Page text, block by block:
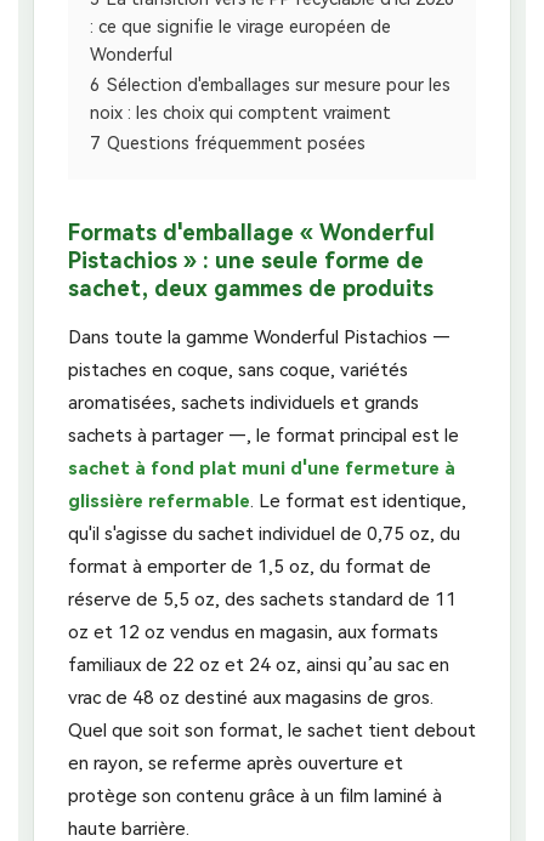
: ce que signifie le virage européen de
Wonderful
6 Sélection d'emballages sur mesure pour les
noix : les choix qui comptent vraiment
7 Questions fréquemment posées
Formats d'emballage « Wonderful
Pistachios » : une seule forme de
sachet, deux gammes de produits
Dans toute la gamme Wonderful Pistachios —
pistaches en coque, sans coque, variétés
aromatisées, sachets individuels et grands
sachets à partager —, le format principal est le
sachet à fond plat muni d'une fermeture à
glissière refermable. Le format est identique,
qu'il s'agisse du sachet individuel de 0,75 oz, du
format à emporter de 1,5 oz, du format de
réserve de 5,5 oz, des sachets standard de 11
oz et 12 oz vendus en magasin, aux formats
familiaux de 22 oz et 24 oz, ainsi qu’au sac en
vrac de 48 oz destiné aux magasins de gros.
Quel que soit son format, le sachet tient debout
en rayon, se referme après ouverture et
protège son contenu grâce à un film laminé à
haute barrière.